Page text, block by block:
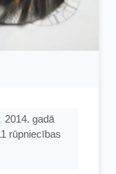
2014. gadā
rūpniecības